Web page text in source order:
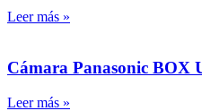
Leer más »
Cámara Panasonic BOX
Leer más »